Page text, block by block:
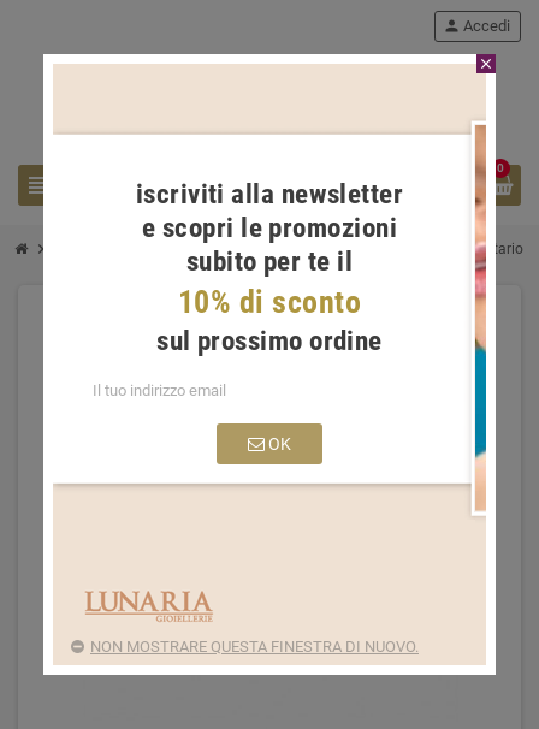
view_headline search
person Accedi
0
chevron_right Anelli Donna chevron_right Anelli con diamanti Anello Solitario
close
iscriviti alla newsletter
e scopri le promozioni
subito per te il
10% di sconto
sul prossimo ordine
OK
NON MOSTRARE QUESTA FINESTRA DI NUOVO.